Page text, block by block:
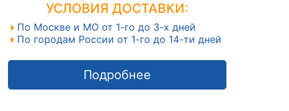
УСЛОВИЯ ДОСТАВКИ:
По Москве и МО от 1-го до 3-х дней
По городам России от 1-го до 14-ти дней
Подробнее